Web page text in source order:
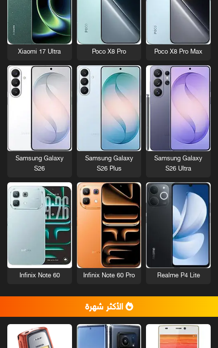
Poco X8 Pro Max
Poco X8 Pro
Xiaomi 17 Ultra
Samsung Galaxy
S26 Ultra
Samsung Galaxy
S26 Plus
Samsung Galaxy
S26
Realme P4 Lite
Infinix Note 60 Pro
Infinix Note 60
الأكثر شهرة